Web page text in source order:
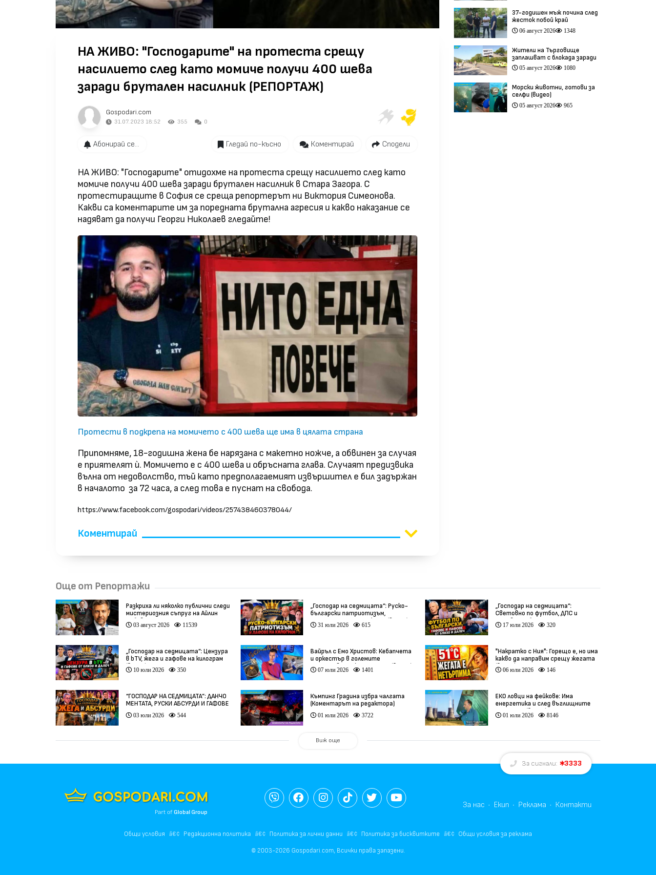
НА ЖИВО: "Господарите" на протеста срещу
насилието след като момиче получи 400 шева
заради брутален насилник (РЕПОРТАЖ)
Gospodari.com
31.07.2023 18:52 355 0
Абонирай се... Гледай по-късно Коментирай Сподели
НА ЖИВО: "Господарите" отидохме на протеста срещу насилието след като
момиче получи 400 шева заради брутален насилник в Стара Загора. С
протестиращите в София се среща репортерът ни Виктория Симеонова.
Какви са коментарите им за поредната брутална агресия и какво наказание се
надяват да получи Георги Николаев гледайте!
Протести в подкрепа на момичето с 400 шева ще има в цялата страна
Припомняме, 18-годишна жена бе нарязана с макетно ножче, а обвинен за случая
е приятелят ѝ. Момичето е с 400 шева и обръсната глава. Случаят предизвика
вълна от недоволство, тъй като предполагаемият извършител е бил задържан
в началото за 72 часа, а след това е пуснат на свобода.
https://www.facebook.com/gospodari/videos/257438460378044/
Коментирай
37-годишен мъж почина след
жесток побой край
Младежкия хълм в Пловдив
(видео)
06 август 2026 1348
Жители на Търговище
заплашват с блокада заради
опасен участък на пътя
София–Варна (видео)
05 август 2026 1080
Морски животни, готови за
селфи (видео)
05 август 2026 965
Още от Репортажи
Разкриха ли няколко публични следи
мистериозния съпруг на Айлин
Бобева?
03 август 2026 11539
„Господар на седмицата“: Руско-
български патриотизъм,
инфлуенсъри и тарикати (видео)
31 юли 2026 615
„Господар на седмицата“:
Световно по футбол, ДПС и
гафове от близо и далеч
17 юли 2026 320
„Господар на седмицата“: Цензура
в bTV, жега и гафове на килограм
(видео)
10 юли 2026 350
Вайръл с Емо Христов: Кебапчета
и оркестър в големите
задръствания към морето (видео)
07 юли 2026 1401
"Накратко с Ния": Горещо е, но има
какво да направим срещу жегата
(видео)
06 юли 2026 146
“ГОСПОДАР НА СЕДМИЦАТА”: ДАНЧО
МЕНТАТА, РУСКИ АБСУРДИ И ГАФОВЕ
ОТ ЦЯЛ СВЯТ
03 юли 2026 544
Къмпинг Градина избра чалгата
(Коментарът на редактора)
01 юли 2026 3722
ЕКО ловци на фейкове: Има
енергетика и след въглищните
централи (видео)
01 юли 2026 8146
Виж още
За сигнали: 3333
Part ofGlobal Group
За нас Екип Реклама Контакти
Общи условия Редакционна политика Политика за лични данни Политика за бисквитките Общи условия за реклама
© 2003-2026 Gospodari.com, Всички права запазени.